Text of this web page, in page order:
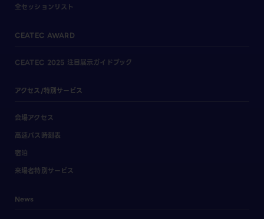
全セッションリスト
CEATEC AWARD
CEATEC 2025 注目展示ガイドブック
アクセス/特別サービス
会場アクセス
高速バス時刻表
宿泊
来場者特別サービス
News